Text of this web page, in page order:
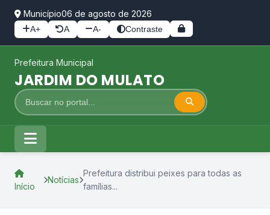
Município06 de agosto de 2026
A+ A A- Contraste
Prefeitura Municipal
JARDIM DO MULATO
Início
Notícias
Prefeitura distribui peixes para todas as
famílias...